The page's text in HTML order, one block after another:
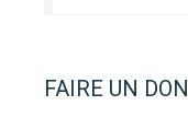
FAIRE UN DON